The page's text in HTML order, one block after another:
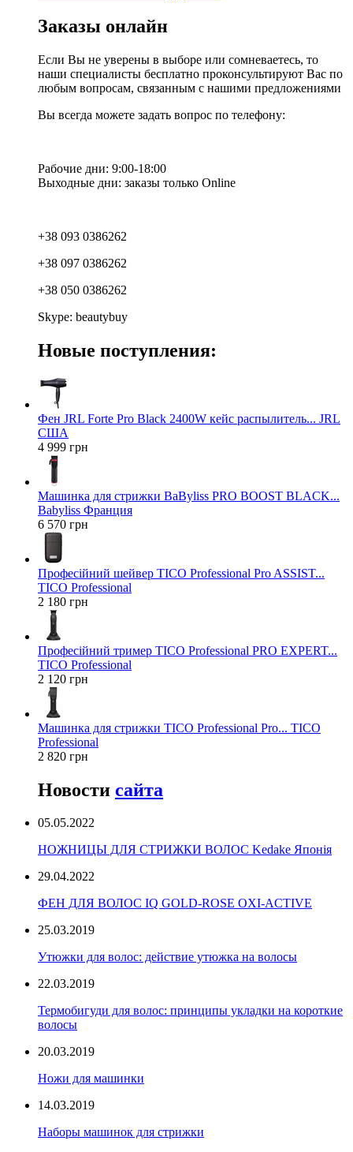
Заказы онлайн
Если Вы не уверены в выборе или сомневаетесь, то
наши специалисты бесплатно проконсультируют Вас по
любым вопросам, связанным с нашими предложениями
Вы всегда можете задать вопрос по телефону:
Рабочие дни: 9:00-18:00
Выходные дни: заказы только Online
+38 093 0386262
+38 097 0386262
+38 050 0386262
Skype: beautybuy
Новые поступления:
Фен JRL Forte Pro Black 2400W кейс распылитель... JRL
США
4 999 грн
Машинка для стрижки BaByliss PRO BOOST BLACK...
Babyliss Франция
6 570 грн
Професійний шейвер TICO Professional Pro ASSIST...
TICO Professional
2 180 грн
Професійний тример TICO Professional PRO EXPERT...
TICO Professional
2 120 грн
Машинка для стрижки TICO Professional Pro... TICO
Professional
2 820 грн
Новости сайта
05.05.2022
НОЖНИЦЫ ДЛЯ СТРИЖКИ ВОЛОС Kedake Японія
29.04.2022
ФЕН ДЛЯ ВОЛОС IQ GOLD-ROSE OXI-ACTIVE
25.03.2019
Утюжки для волос: действие утюжка на волосы
22.03.2019
Термобигуди для волос: принципы укладки на короткие
волосы
20.03.2019
Ножи для машинки
14.03.2019
Наборы машинок для стрижки